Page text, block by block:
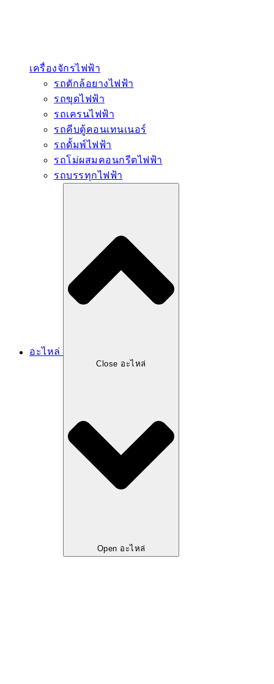
เครื่องจักรไฟฟ้า
รถตักล้อยางไฟฟ้า
รถขุดไฟฟ้า
รถเครนไฟฟ้า
รถคีบตู้คอนเทนเนอร์
รถดั้มพ์ไฟฟ้า
รถโม่ผสมคอนกรีตไฟฟ้า
รถบรรทุกไฟฟ้า
อะไหล่
Close อะไหล่
Open อะไหล่